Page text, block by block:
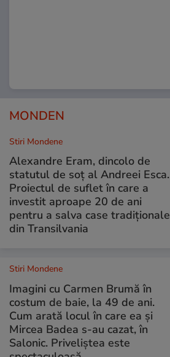
MONDEN
Stiri Mondene
Alexandre Eram, dincolo de
statutul de soț al Andreei Esca.
Proiectul de suflet în care a
investit aproape 20 de ani
pentru a salva case tradiționale
din Transilvania
Stiri Mondene
Imagini cu Carmen Brumă în
costum de baie, la 49 de ani.
Cum arată locul în care ea și
Mircea Badea s-au cazat, în
Salonic. Priveliștea este